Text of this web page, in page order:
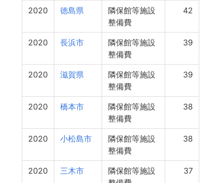
2020 徳島県
隣保館等施設
整備費
42
2020 長浜市
隣保館等施設
整備費
39
2020 滋賀県
隣保館等施設
整備費
39
2020 橋本市
隣保館等施設
整備費
38
2020 小松島市
隣保館等施設
整備費
38
2020 三木市
隣保館等施設
37